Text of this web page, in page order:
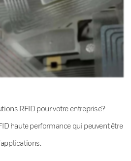
RFID pour votre entreprise?
haute performance qui peuvent être